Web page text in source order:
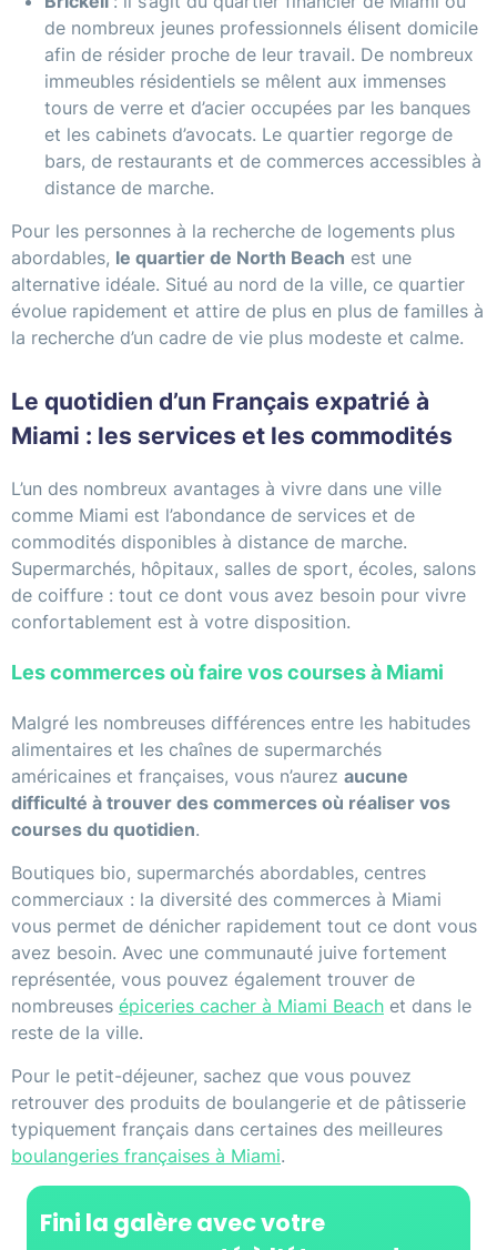
de nombreux jeunes professionnels élisent domicile
afin de résider proche de leur travail. De nombreux
immeubles résidentiels se mêlent aux immenses
tours de verre et d’acier occupées par les banques
et les cabinets d’avocats. Le quartier regorge de
bars, de restaurants et de commerces accessibles à
distance de marche.
Pour les personnes à la recherche de logements plus
abordables, le quartier de North Beach est une
alternative idéale. Situé au nord de la ville, ce quartier
évolue rapidement et attire de plus en plus de familles à
la recherche d’un cadre de vie plus modeste et calme.
Le quotidien d’un Français expatrié à
Miami : les services et les commodités
L’un des nombreux avantages à vivre dans une ville
comme Miami est l’abondance de services et de
commodités disponibles à distance de marche.
Supermarchés, hôpitaux, salles de sport, écoles, salons
de coiffure : tout ce dont vous avez besoin pour vivre
confortablement est à votre disposition.
Les commerces où faire vos courses à Miami
Malgré les nombreuses différences entre les habitudes
alimentaires et les chaînes de supermarchés
américaines et françaises, vous n’aurez aucune
difficulté à trouver des commerces où réaliser vos
courses du quotidien.
Boutiques bio, supermarchés abordables, centres
commerciaux : la diversité des commerces à Miami
vous permet de dénicher rapidement tout ce dont vous
avez besoin. Avec une communauté juive fortement
représentée, vous pouvez également trouver de
nombreuses épiceries cacher à Miami Beach et dans le
reste de la ville.
Pour le petit-déjeuner, sachez que vous pouvez
retrouver des produits de boulangerie et de pâtisserie
typiquement français dans certaines des meilleures
boulangeries françaises à Miami.
Fini la galère avec votre